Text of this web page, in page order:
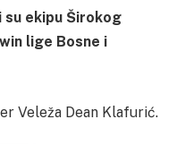
su ekipu Širokog
lige Bosne i
Veleža Dean Klafurić.